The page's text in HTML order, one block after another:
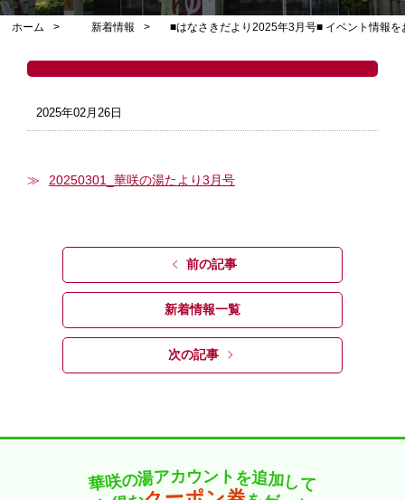
ホーム 新着情報 ■はなさきだより2025年3月号■ イベント情報を
2025年02月26日
20250301_華咲の湯たより3月号
前の記事
新着情報一覧
次の記事
華咲の湯アカ ウント を追加して